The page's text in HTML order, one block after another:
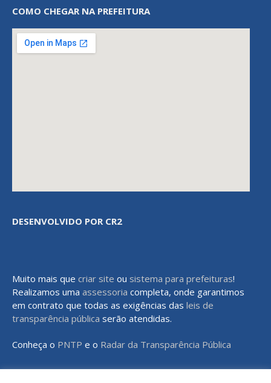
COMO CHEGAR NA PREFEITURA
DESENVOLVIDO POR CR2
Muito mais que criar site ou sistema para prefeituras!
Realizamos uma assessoria completa, onde garantimos
em contrato que todas as exigências das leis de
transparência pública serão atendidas.
Conheça o PNTP e o Radar da Transparência Pública